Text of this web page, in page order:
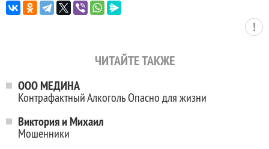
ЧИТАЙТЕ ТАКЖЕ
ООО МЕДИНА
Контрафактный Алкоголь Опасно для жизни
Виктория и Михаил
Мошенники